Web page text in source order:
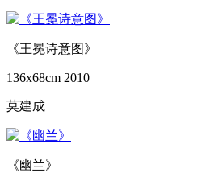
《王冕诗意图》
136x68cm 2010
莫建成
《幽兰》